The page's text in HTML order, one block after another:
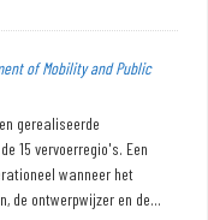
of Mobility and Public
gerealiseerde
15 vervoerregio's. Een
wanneer het
de ontwerpwijzer en de...